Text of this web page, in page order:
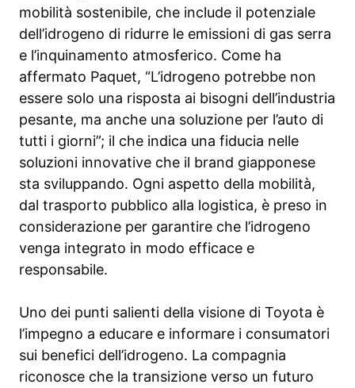
mobilità sostenibile, che include il potenziale
dell’idrogeno di ridurre le emissioni di gas serra
e l’inquinamento atmosferico. Come ha
affermato Paquet, “L’idrogeno potrebbe non
essere solo una risposta ai bisogni dell’industria
pesante, ma anche una soluzione per l’auto di
tutti i giorni”; il che indica una fiducia nelle
soluzioni innovative che il brand giapponese
sta sviluppando. Ogni aspetto della mobilità,
dal trasporto pubblico alla logistica, è preso in
considerazione per garantire che l’idrogeno
venga integrato in modo efficace e
responsabile.
Uno dei punti salienti della visione di Toyota è
l’impegno a educare e informare i consumatori
sui benefici dell’idrogeno. La compagnia
riconosce che la transizione verso un futuro